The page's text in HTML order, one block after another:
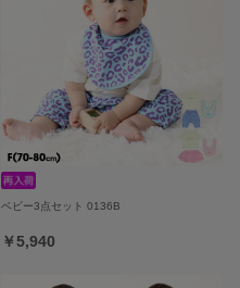
ベビー3点セット 0136B
￥5,940